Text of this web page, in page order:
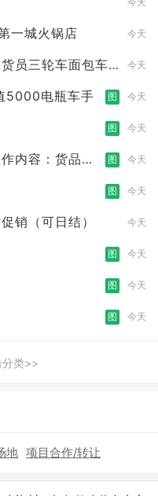
一城火锅店 今天
员三轮车面包车
今天
5000电瓶车手 图 今天
图 今天
内容：货品分
图 今天
图 今天
销（可日结） 今天
图 今天
图 今天
图 今天
分类>>
地 项目合作/转让